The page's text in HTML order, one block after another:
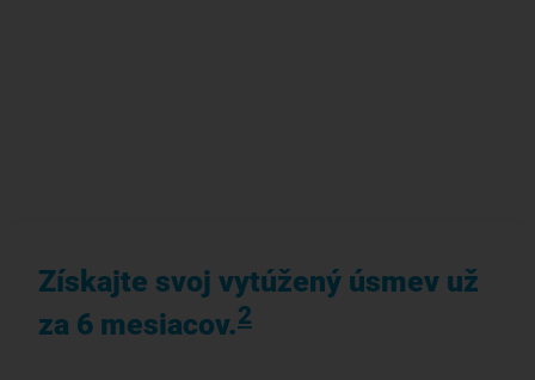
Získajte svoj vytúžený úsmev už
za 6 mesiacov.2